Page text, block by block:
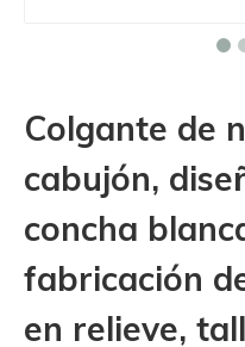
Colgante de
cabujón,
concha
fabricación
en relieve,